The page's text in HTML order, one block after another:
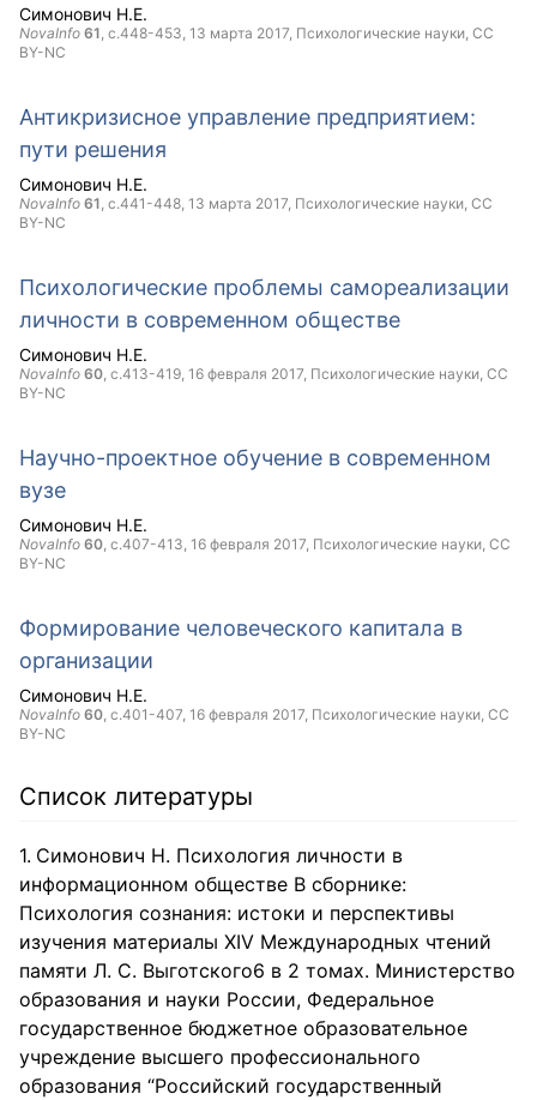
Симонович Н.Е.
NovaInfo 61, с.448-453, 13 марта 2017, Психологические науки, CC
BY-NC
Антикризисное управление предприятием:
пути решения
Симонович Н.Е.
NovaInfo 61, с.441-448, 13 марта 2017, Психологические науки, CC
BY-NC
Психологические проблемы самореализации
личности в современном обществе
Симонович Н.Е.
NovaInfo 60, с.413-419, 16 февраля 2017, Психологические науки, CC
BY-NC
Научно-проектное обучение в современном
вузе
Симонович Н.Е.
NovaInfo 60, с.407-413, 16 февраля 2017, Психологические науки, CC
BY-NC
Формирование человеческого капитала в
организации
Симонович Н.Е.
NovaInfo 60, с.401-407, 16 февраля 2017, Психологические науки, CC
BY-NC
Список литературы
Симонович Н. Психология личности в
информационном обществе В сборнике:
Психология сознания: истоки и перспективы
изучения материалы XIV Международных чтений
памяти Л. С. Выготского6 в 2 томах. Министерство
образования и науки России, Федеральное
государственное бюджетное образовательное
учреждение высшего профессионального
образования “Российский государственный